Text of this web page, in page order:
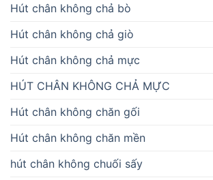
Hút chân không chả bò
Hút chân không chả giò
Hút chân không chả mực
HÚT CHÂN KHÔNG CHẢ MỰC
Hút chân không chăn gối
Hút chân không chăn mền
hút chân không chuối sấy